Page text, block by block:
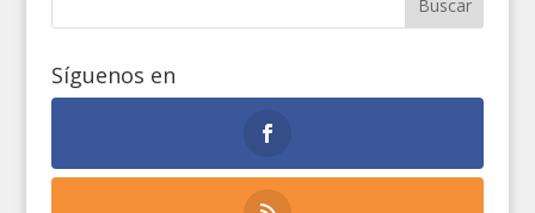
Síguenos en